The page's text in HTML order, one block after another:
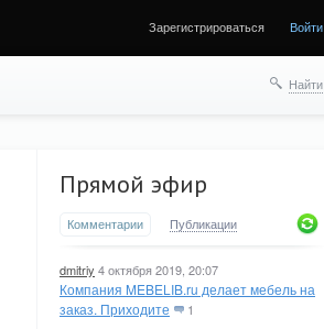
Зарегистрироваться Войти
Найти
Прямой эфир
Комментарии Публикации
dmitriy 4 октября 2019, 20:07
Компания MEBELIB.ru делает мебель на
заказ. Приходите
1